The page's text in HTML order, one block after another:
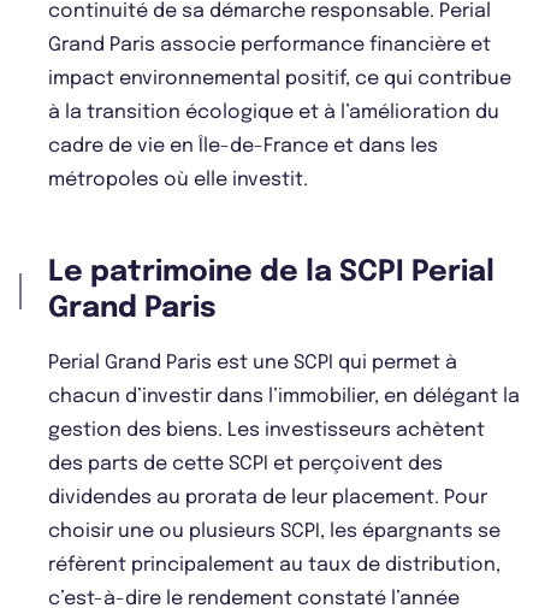
continuité de sa démarche responsable. Perial
Grand Paris associe performance financière et
impact environnemental positif, ce qui contribue
à la transition écologique et à l’amélioration du
cadre de vie en Île-de-France et dans les
métropoles où elle investit.
Le patrimoine de la SCPI Perial
Grand Paris
Perial Grand Paris est une SCPI qui permet à
chacun d’investir dans l’immobilier, en délégant la
gestion des biens. Les investisseurs achètent
des parts de cette SCPI et perçoivent des
dividendes au prorata de leur placement. Pour
choisir une ou plusieurs SCPI, les épargnants se
réfèrent principalement au taux de distribution,
c’est-à-dire le rendement constaté l’année